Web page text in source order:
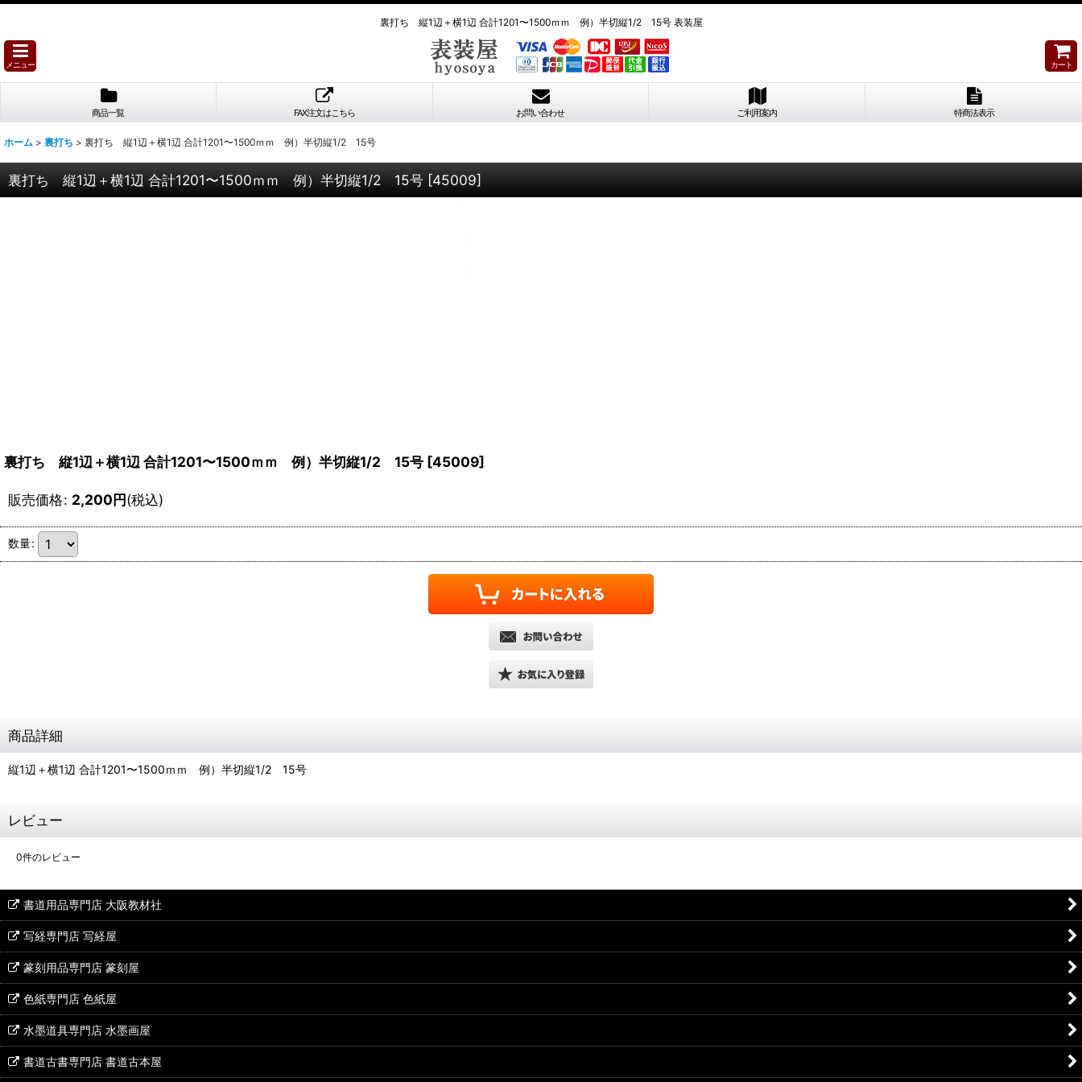
裏打ち 縦1辺＋横1辺 合計1201〜1500ｍｍ 例）半切縦1/2 15号 表装屋
メニュー カート
商品一覧 FAX注文はこちら お問い合わせ ご利用案内 特商法表示
ホーム > 裏打ち > 裏打ち 縦1辺＋横1辺 合計1201〜1500ｍｍ 例）半切縦1/2 15号
裏打ち 縦1辺＋横1辺 合計1201〜1500ｍｍ 例）半切縦1/2 15号 [45009]
裏打ち 縦1辺＋横1辺 合計1201〜1500ｍｍ 例）半切縦1/2 15号 [45009]
販売価格: 2,200円(税込)
数量:
商品詳細
縦1辺＋横1辺 合計1201〜1500ｍｍ 例）半切縦1/2 15号
レビュー
0件のレビュー
書道用品専門店 大阪教材社
写経専門店 写経屋
篆刻用品専門店 篆刻屋
色紙専門店 色紙屋
水墨道具専門店 水墨画屋
書道古書専門店 書道古本屋